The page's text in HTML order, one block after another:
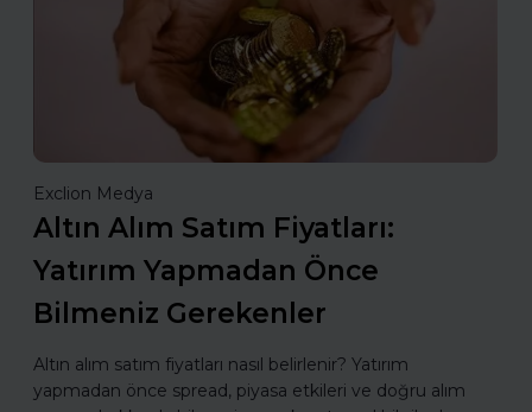
Exclion Medya
Altın Alım Satım Fiyatları:
Yatırım Yapmadan Önce
Bilmeniz Gerekenler
Altın alım satım fiyatları nasıl belirlenir? Yatırım
yapmadan önce spread, piyasa etkileri ve doğru alım